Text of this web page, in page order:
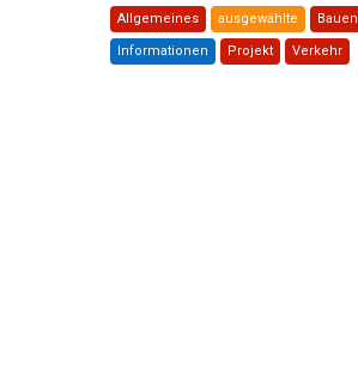
Allgemeines ausgewählte Bauen
Informationen Projekt Verkehr